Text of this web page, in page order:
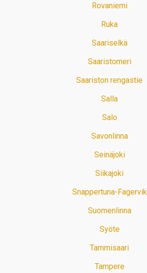
Rovaniemi
Ruka
Saariselkä
Saaristomeri
Saariston rengastie
Salla
Salo
Savonlinna
Seinäjoki
Siikajoki
Snappertuna-Fagervik
Suomenlinna
Syöte
Tammisaari
Tampere